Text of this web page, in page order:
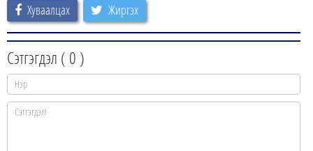
Хуваалцах Жиргэх
Сэтгэгдэл ( 0 )